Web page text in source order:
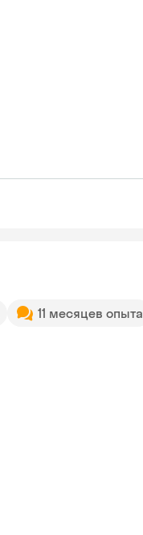
11 месяцев опыта